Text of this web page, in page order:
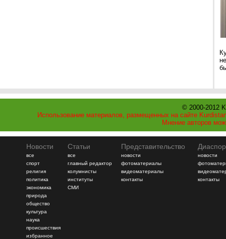
© 2000-2012
Использование материалов, размещенных на сайте
Мнение авторов
Новости
все
спорт
религия
политика
экономика
природа
общество
культура
наука
происшествия
избранное
Статьи
все
главный редактор
колумнисты
институты
СМИ
Представительство
новости
фотоматериалы
видеоматериалы
контакты
новости
контакты